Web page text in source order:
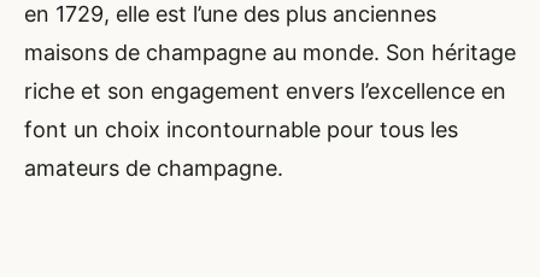
en 1729, elle est l’une des plus anciennes
maisons de champagne au monde. Son héritage
riche et son engagement envers l’excellence en
font un choix incontournable pour tous les
amateurs de champagne.